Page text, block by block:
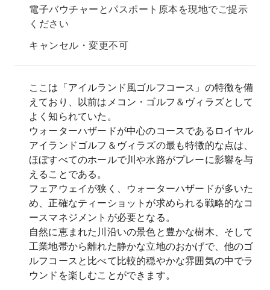
電子バウチャーとパスポート原本を現地でご提示
ください
キャンセル・変更不可
ここは「アイルランド風ゴルフコース」の特徴を備
えており、以前はメコン・ゴルフ＆ヴィラズとして
よく知られていた。
ウォーターハザードが中心のコースであるロイヤル
アイランドゴルフ＆ヴィラズの最も特徴的な点は、
ほぼすべてのホールで川や水路がプレーに影響を与
えることである。
フェアウェイが狭く、ウォーターハザードが多いた
め、正確なティーショットが求められる戦略的なコ
ースマネジメントが必要となる。
自然に恵まれた川沿いの景色と豊かな樹木、そして
工業地帯から離れた静かな立地のおかげで、他のゴ
ルフコースと比べて比較的穏やかな雰囲気の中でラ
ウンドを楽しむことができます。